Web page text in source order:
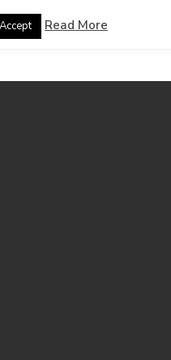
Accept Read More